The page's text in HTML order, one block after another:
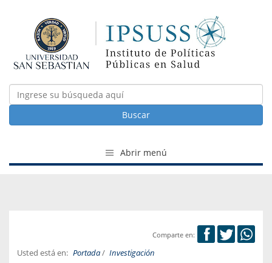
Buscar
Abrir menú
Comparte en:
Usted está en: Portada/ Investigación